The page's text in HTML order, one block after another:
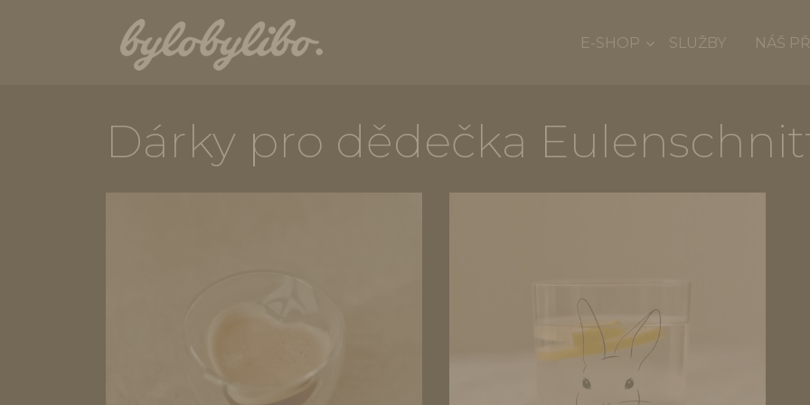
Dárky pro dědečka
E-SHOP SLUŽBY NÁŠ